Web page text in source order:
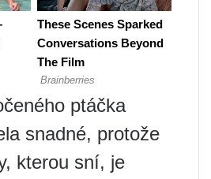
ptáčka
snadné, protože
kterou sní, je